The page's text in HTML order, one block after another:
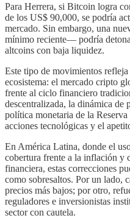
Para Herrera, si Bitcoin logra
de los US$ 90,000, se podría
mercado. Sin embargo, una
mínimo reciente— podría
altcoins con baja liquidez.
Este tipo de movimientos
ecosistema: el mercado cripto
frente al ciclo financiero
descentralizada, la dinámica de
política monetaria de la
acciones tecnológicas y el
En América Latina, donde el
cobertura frente a la inflación y
financiera, estas correcciones
como sobresaltos. Por un lado,
precios más bajos; por otro,
reguladores e inversionistas
sector con cautela.